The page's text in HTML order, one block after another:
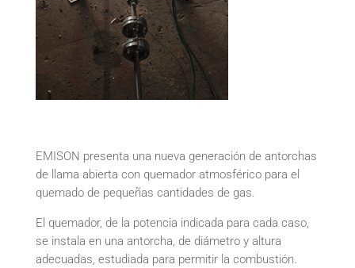
EMISON presenta una nueva generación de antorchas
de llama abierta con quemador atmosférico para el
quemado de pequeñas cantidades de gas.
El quemador, de la potencia indicada para cada caso,
se instala en una antorcha, de diámetro y altura
adecuadas, estudiada para permitir la combustión.